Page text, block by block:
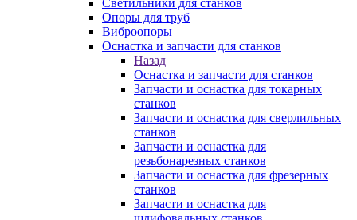
Светильники для станков
Опоры для труб
Виброопоры
Оснастка и запчасти для станков
Назад
Оснастка и запчасти для станков
Запчасти и оснастка для токарных
станков
Запчасти и оснастка для сверлильных
станков
Запчасти и оснастка для
резьбонарезных станков
Запчасти и оснастка для фрезерных
станков
Запчасти и оснастка для